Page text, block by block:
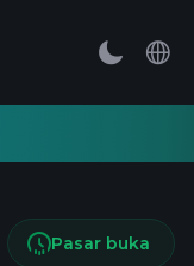
Pasar buka